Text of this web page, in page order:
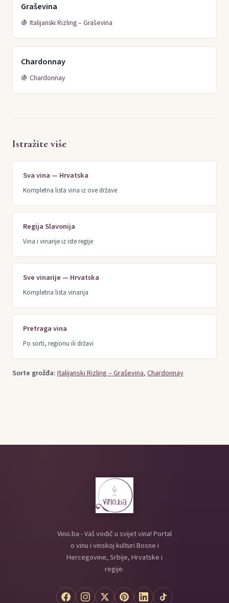
Graševina
🍇 Italijanski Rizling – Graševina
Chardonnay
🍇 Chardonnay
Istražite više
Sva vina — Hrvatska
Kompletna lista vina iz ove države
Regija Slavonija
Vina i vinarije iz iste regije
Sve vinarije — Hrvatska
Kompletna lista vinarija
Pretraga vina
Po sorti, regionu ili državi
Sorte grožđa:Italijanski Rizling – Graševina,Chardonnay
Vino.ba - Vaš vodič u svijet vina! Portal
o vinu i vinskoj kulturi Bosne i
Hercegovine, Srbije, Hrvatske i
regije.